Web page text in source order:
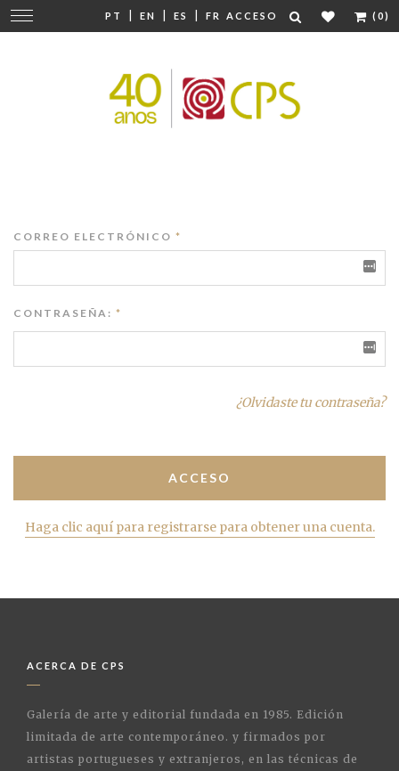
PT | EN | ES | FR ACCESO (0)
Cambiar
navegación
CORREO ELECTRÓNICO *
CONTRASEÑA: *
¿Olvidaste tu contraseña?
Haga clic aquí para registrarse para obtener una cuenta.
ACERCA DE CPS
Galería de arte y editorial fundada en 1985. Edición
limitada de arte contemporáneo. y firmados por
artistas portugueses y extranjeros, en las técnicas de